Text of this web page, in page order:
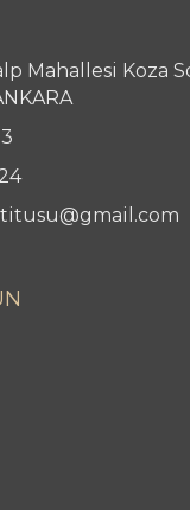
Mahallesi Koza